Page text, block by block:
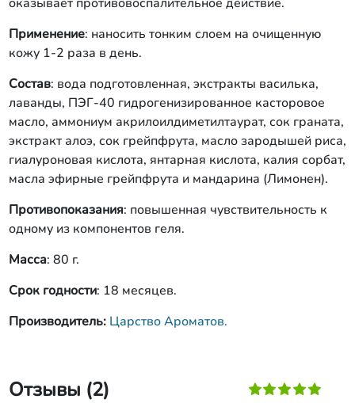
Применение: наносить тонким слоем на очищенную
кожу 1-2 раза в день.
Состав: вода подготовленная, экстракты василька,
лаванды, ПЭГ-40 гидрогенизированное касторовое
масло, аммониум акрилоилдиметилтаурат, сок граната,
экстракт алоэ, сок грейпфрута, масло зародышей риса,
гиалуроновая кислота, янтарная кислота, калия сорбат,
масла эфирные грейпфрута и мандарина (Лимонен).
Противопоказания: повышенная чувствительность к
одному из компонентов геля.
Масса: 80 г.
Срок годности: 18 месяцев.
Производитель: Царство Ароматов.
Отзывы (2)